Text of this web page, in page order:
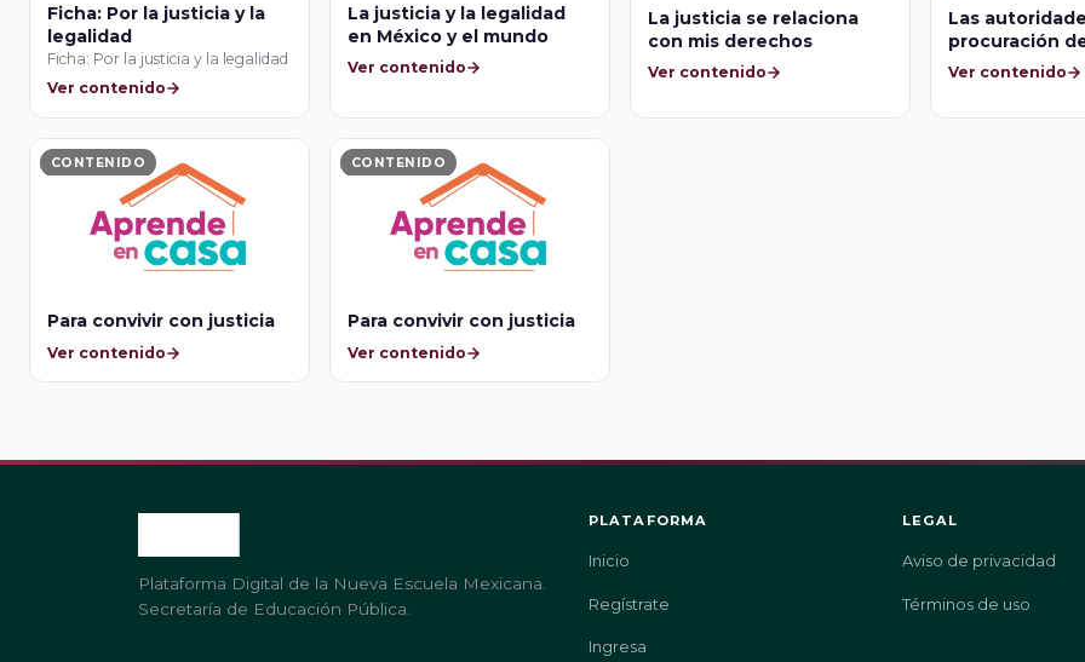
Ficha: Por la justicia y la
legalidad
Ficha: Por la justicia y la legalidad
Ver contenido
La justicia y la legalidad
en México y el mundo
Ver contenido
La justicia se relaciona
con mis derechos
Ver contenido
Las
procuración
Ver contenido
CONTENIDO
Para convivir con justicia
Ver contenido
CONTENIDO
Para convivir con justicia
Ver contenido
Plataforma Digital de la Nueva Escuela Mexicana.
Secretaría de Educación Pública.
PLATAFORMA
Inicio
Regístrate
Ingresa
LEGAL
Aviso de privacidad
Términos de uso